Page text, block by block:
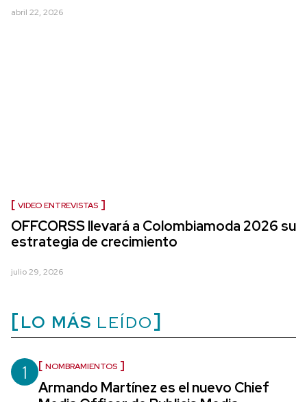
abril 22, 2026
VIDEO ENTREVISTAS
OFFCORSS llevará a Colombiamoda 2026 su
estrategia de crecimiento
julio 29, 2026
LO MÁS LEÍDO
1 NOMBRAMIENTOS
Armando Martínez es el nuevo Chief